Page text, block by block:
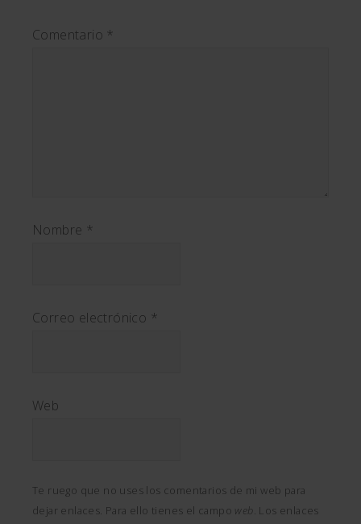
Comentario *
Nombre *
Correo electrónico *
Web
Te ruego que no uses los comentarios de mi web para
dejar enlaces. Para ello tienes el campo web. Los enlaces